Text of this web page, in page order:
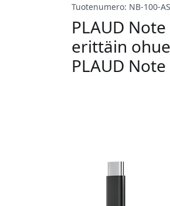
Tuotenumero: NB-100-
PLAUD
erittäin
PLAUD